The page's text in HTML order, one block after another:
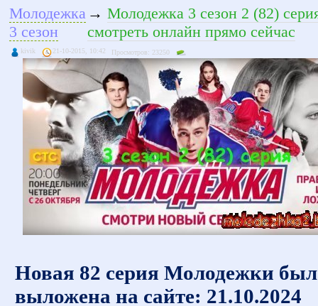
Молодежка
3 сезон
→ Молодежка 3 сезон 2 (82)
смотреть онлайн прямо сейчас
kivik 21-10-2015, 10:42 Просмотров: 23250
Новая 82 серия Молодежки
выложена на сайте: 21.10.2024